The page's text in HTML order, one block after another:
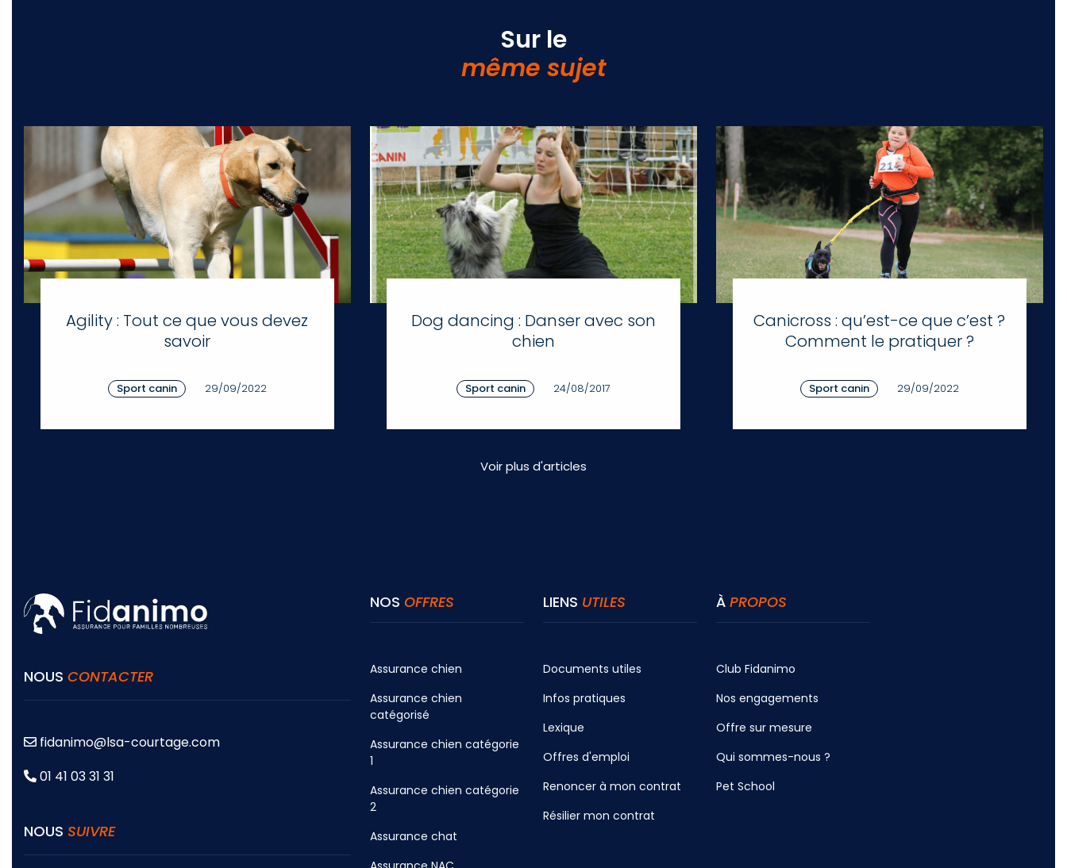
Sur le
même sujet
Agility : Tout ce que vous devez
savoir
Sport canin 29/09/2022
Dog dancing : Danser avec son
chien
Sport canin 24/08/2017
Canicross : qu’est-ce que c’est ?
Comment le pratiquer ?
Sport canin 29/09/2022
Voir plus d'articles
NOUS CONTACTER
fidanimo@lsa-courtage.com
01 41 03 31 31
NOUS SUIVRE
NOS OFFRES
Assurance chien
Assurance chien
catégorisé
Assurance chien catégorie
1
Assurance chien catégorie
2
Assurance chat
LIENS UTILES
Documents utiles
Infos pratiques
Lexique
Offres d'emploi
Renoncer à mon contrat
Résilier mon contrat
À PROPOS
Club Fidanimo
Nos engagements
Offre sur mesure
Qui sommes-nous ?
Pet School